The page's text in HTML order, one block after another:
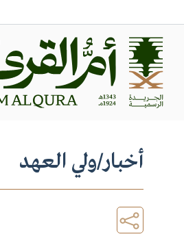
أخبار/ولي العهد